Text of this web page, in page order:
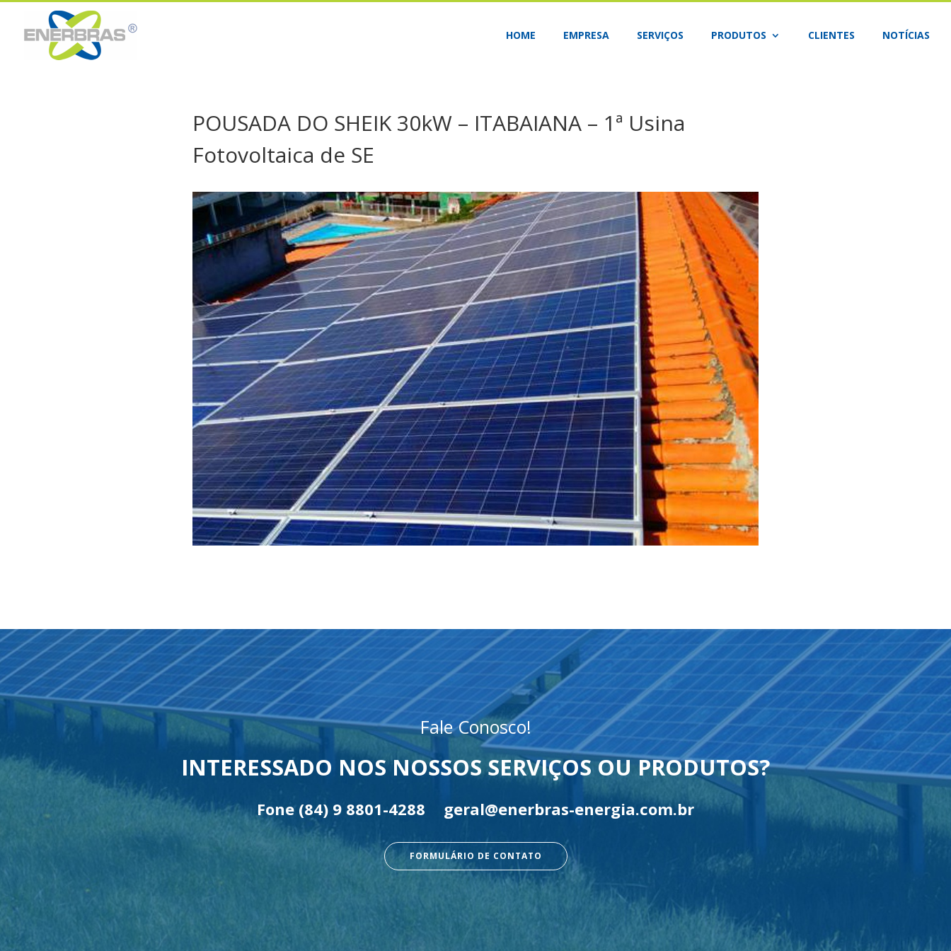
HOME EMPRESA SERVIÇOS PRODUTOS CLIENTES NOTÍCIAS
POUSADA DO SHEIK 30kW – ITABAIANA – 1ª Usina
Fotovoltaica de SE
Fale Conosco!
INTERESSADO NOS NOSSOS SERVIÇOS OU PRODUTOS?
Fone (84) 9 8801-4288 geral@enerbras-energia.com.br
FORMULÁRIO DE CONTATO